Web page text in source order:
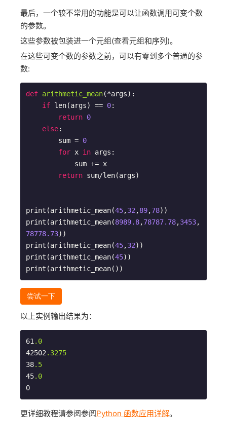
最后，一个较不常用的功能是可以让函数调用可变个数
的参数。
这些参数被包装进一个元组(查看元组和序列)。
在这些可变个数的参数之前，可以有零到多个普通的参
数:
def arithmetic_mean(*args) :
if len(args) == 0:
return 0
else:
        sum =
0
for x in args:
return sum/len(args)
print(arithmetic_mean(45,32 ,89,78))
print(arithmetic_mean(8989.8,78787.78,3453,
78778.73))
print(arithmetic_mean(45,32))
print(arithmetic_mean(45))
print(arithmetic_mean())
尝试一下
以上实例输出结果为：
61 .0
42502 .3275
38.5
45.0
更详细教程请参阅参阅Python 函数应用详解。